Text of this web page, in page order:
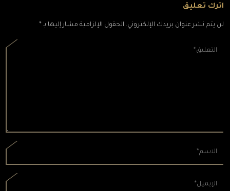
اترك تعليق
لن يتم نشر عنوان بريدك الإلكتروني. الحقول الإلزامية مشار إليها بـ *